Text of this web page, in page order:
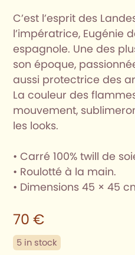
C’est l’esprit des
l’impératrice, Eugénie
espagnole. Une des
son époque,
aussi protectrice des
La couleur des
mouvement,
les looks.
• Carré 100% twill de
• Roulotté à la main.
• Dimensions 45 × 45
70€
5 in stock